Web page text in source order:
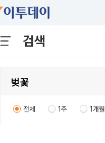
검색
전체 1주 1개월